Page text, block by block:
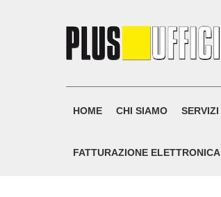
HOME CHI SIAMO SERVIZI
FATTURAZIONE ELETTRONICA